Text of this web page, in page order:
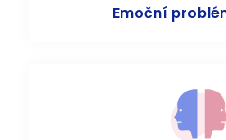
Emoční